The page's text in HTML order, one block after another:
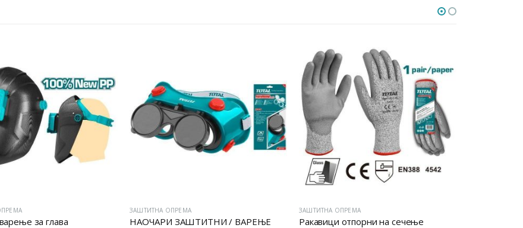
за глава
ЗАШТИТНА ОПРЕМА
НАОЧАРИ ЗАШТИТНИ / ВАРЕЊЕ
ЗАШТИТНА ОПРЕМА
Ракавици отпорни на сечење